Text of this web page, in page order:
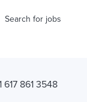
Search for jobs
617 861 3548